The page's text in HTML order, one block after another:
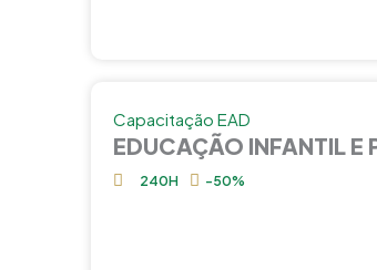
Capacitação EAD
EDUCAÇÃO INFANTIL
240H -50%